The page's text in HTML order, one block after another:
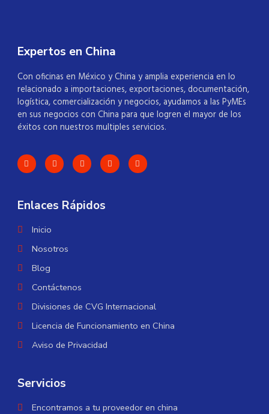
Expertos en China
Con oficinas en México y China y amplia experiencia en lo
relacionado a importaciones, exportaciones, documentación,
logística, comercialización y negocios, ayudamos a las PyMEs
en sus negocios con China para que logren el mayor de los
éxitos con nuestros multiples servicios.
Enlaces Rápidos
Inicio
Nosotros
Blog
Contáctenos
Divisiones de CVG Internacional
Licencia de Funcionamiento en China
Aviso de Privacidad
Servicios
Encontramos a tu proveedor en china